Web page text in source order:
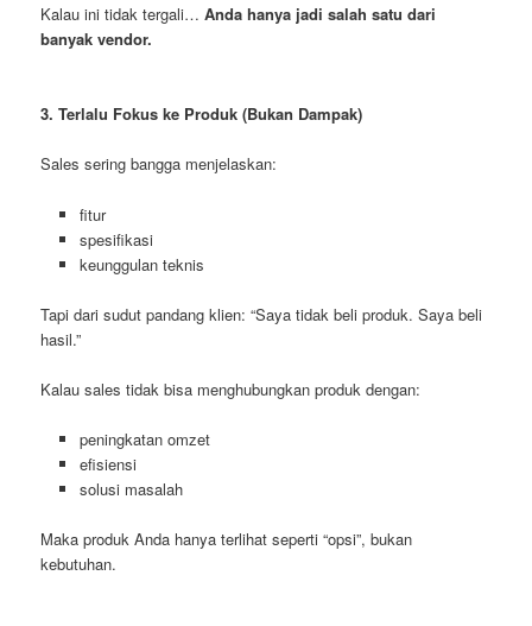
Kalau ini tidak tergali…Anda hanya jadi salah satu dari
banyak vendor.
3. Terlalu Fokus ke Produk (Bukan Dampak)
Sales sering bangga menjelaskan:
fitur
spesifikasi
keunggulan teknis
Tapi dari sudut pandang klien: “Saya tidak beli produk. Saya beli
hasil.”
Kalau sales tidak bisa menghubungkan produk dengan:
peningkatan omzet
efisiensi
solusi masalah
Maka produk Anda hanya terlihat seperti “opsi”, bukan
kebutuhan.